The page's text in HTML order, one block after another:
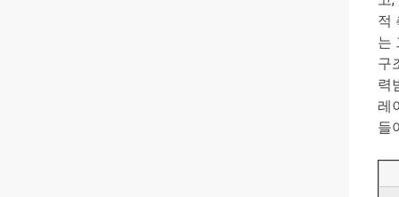
적
는
구
력
레
들